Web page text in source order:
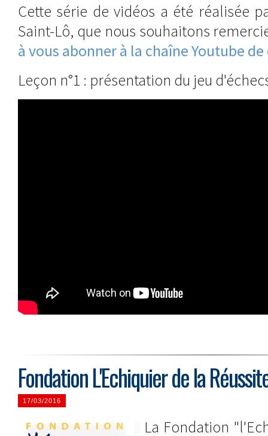
Cette série de vidéos a été réalisée
Saint-Lô, que nous souhaitons
à vous abonner à la chaîne Youtube
Leçon n°1 : présentation du jeu
Fondation L'Echiquier de la
17/03/2016
La Fondation